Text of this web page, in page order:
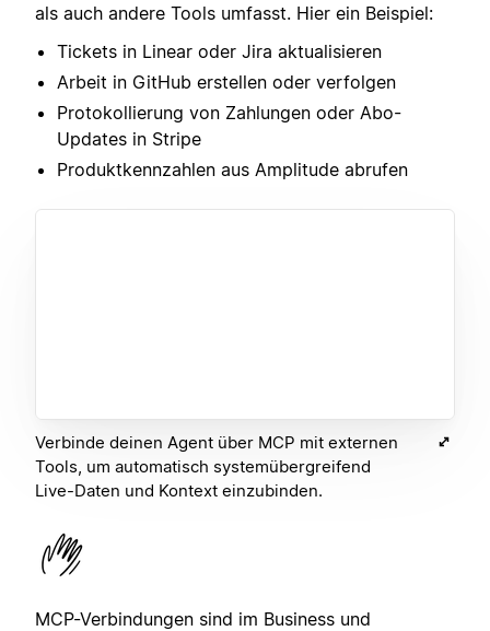
als auch andere Tools umfasst. Hier ein Beispiel:
Tickets in Linear oder Jira aktualisieren
Arbeit in GitHub erstellen oder verfolgen
Protokollierung von Zahlungen oder Abo-
Updates in Stripe
Produktkennzahlen aus Amplitude abrufen
Verbinde deinen Agent über MCP mit externen
Tools, um automatisch systemübergreifend
Live-Daten und Kontext einzubinden.
MCP-Verbindungen sind im Business und